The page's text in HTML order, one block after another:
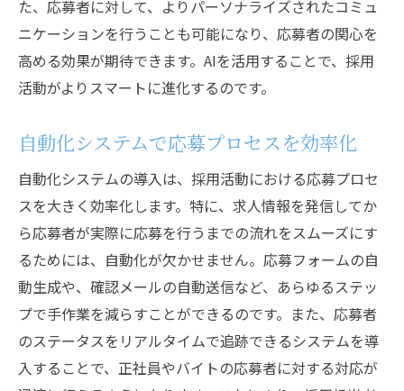
た、応募者に対して、よりパーソナライズされたコミュ
ニケーションを行うことも可能になり、応募者の関心を
高める効果が期待できます。AIを活用することで、採用
活動がよりスマートに進化するのです。
自動化システムで応募プロセスを効率化
自動化システムの導入は、採用活動における応募プロセ
スを大きく効率化します。特に、求人情報を発信してか
ら応募者が実際に応募を行うまでの流れをスムーズにす
るためには、自動化が欠かせません。応募フォームの自
動生成や、確認メールの自動送信など、あらゆるステッ
プで手作業を減らすことができるのです。また、応募者
のステータスをリアルタイムで追跡できるシステムを導
入することで、正社員やバイトの応募者に対する対応が